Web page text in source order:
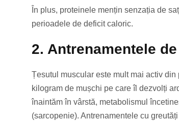
În plus, proteinele mențin senzația de
perioadele de deficit caloric.
2. Antrenamentele
Țesutul muscular este mult mai activ
kilogram de mușchi pe care îl dezvolți
înaintăm în vârstă, metabolismul
(sarcopenie). Antrenamentele cu